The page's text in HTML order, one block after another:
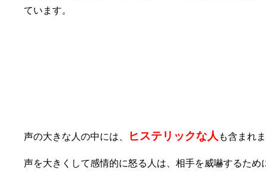
ています。
声の大きな人の中には、 ヒステリックな人 も含まれ
声を大きくして感情的に怒る人は、相手を威嚇するため